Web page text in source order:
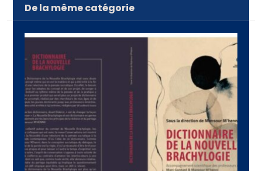
De la même catégorie